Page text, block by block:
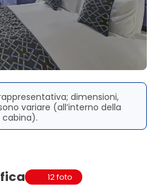
dimensioni,
variare (all’interno della
12 foto